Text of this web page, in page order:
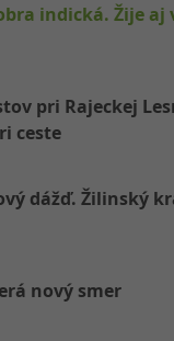
indická. Žije aj
pri Rajeckej
ceste
dážď. Žilinský
nový smer